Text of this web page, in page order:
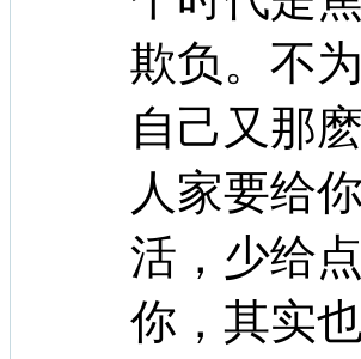
欺负。不
自己又那
人家要给
活，少给
你，其实